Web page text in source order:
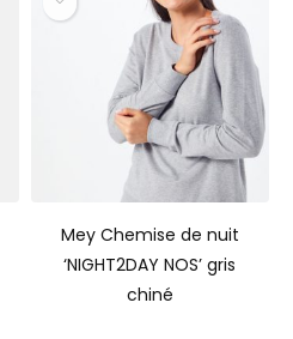
Mey Chemise de nuit
‘NIGHT2DAY NOS’ gris
chiné